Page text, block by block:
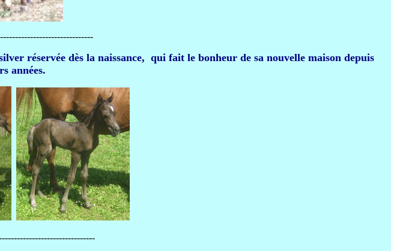
réservée dès la naissance, qui fait le bonheur de sa nouvelle maison depuis
années.